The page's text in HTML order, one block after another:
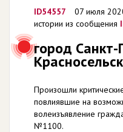
ID54557 07 июля
истории из сообщения
город Санкт-
Произошли
повлиявшие на
волеизъявление
№1100.